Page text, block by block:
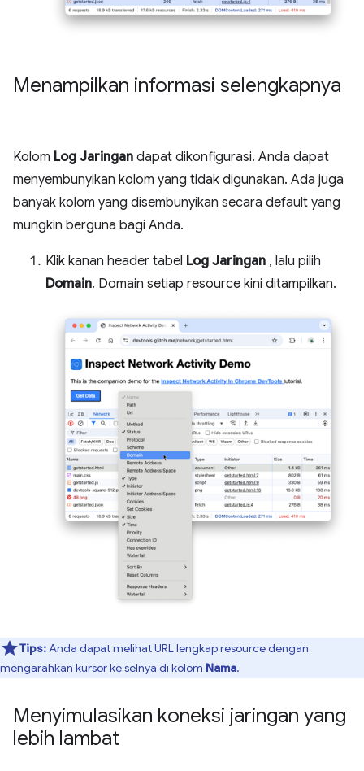
Menampilkan informasi selengkapnya
Kolom Log Jaringan dapat dikonfigurasi. Anda dapat
menyembunyikan kolom yang tidak digunakan. Ada juga
banyak kolom yang disembunyikan secara default yang
mungkin berguna bagi Anda.
Klik kanan header tabel Log Jaringan , lalu pilih
Domain. Domain setiap resource kini ditampilkan.
Tips:Anda dapat melihat URL lengkap resource dengan
mengarahkan kursor ke selnya di kolom Nama.
Menyimulasikan koneksi jaringan yang
lebih lambat